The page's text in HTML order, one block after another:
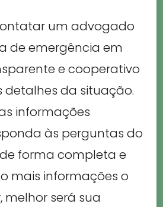
um advogado
de emergência em
e cooperativo
detalhes da situação.
informações
às perguntas do
forma completa e
mais informações o
será sua